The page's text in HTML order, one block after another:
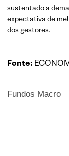
sustentado a
expectativa de
dos gestores.
Fonte:
Fundos Macro